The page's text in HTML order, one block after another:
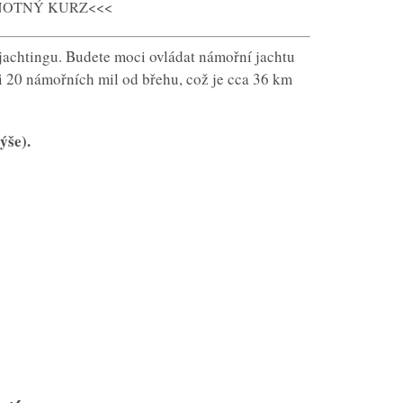
KURZ<<<
Budete moci ovládat námořní jachtu
námořních mil od břehu, což je cca 36 km